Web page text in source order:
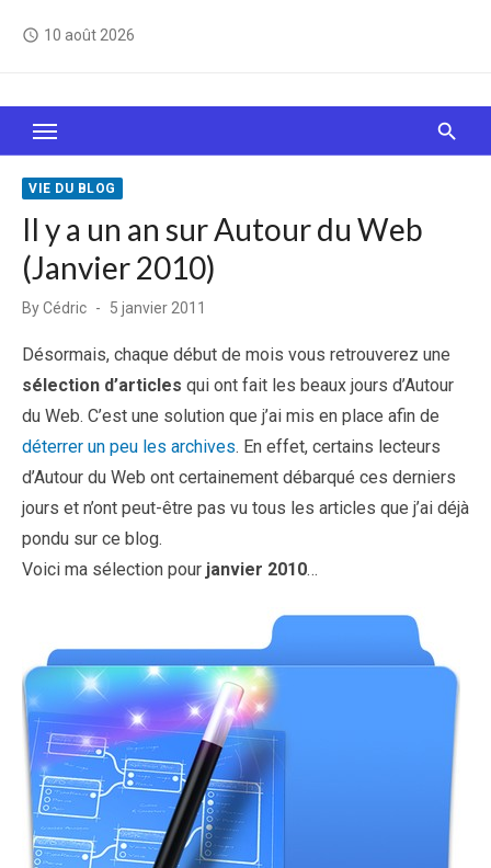
access_time 10 août 2026
Le Web, c'est comme une boîte de chocolats… On
sait jamais sur quoi on va tomber !
VIE DU BLOG
Il y a un an sur Autour du Web
(Janvier 2010)
ByCédric
Posted
5 janvier 2011
Désormais, chaque début de mois vous retrouverez une
sélection d’articles qui ont fait les beaux jours d’Autour
du Web. C’est une solution que j’ai mis en place afin de
déterrer un peu les archives. En effet, certains lecteurs
d’Autour du Web ont certainement débarqué ces derniers
jours et n’ont peut-être pas vu tous les articles que j’ai déjà
pondu sur ce blog.
Voici ma sélection pour janvier 2010…